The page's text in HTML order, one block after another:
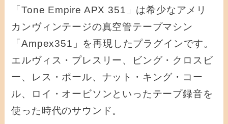
「Tone Empire APX 351」は希少なアメリ
カンヴィンテージの真空管テープマシン
「Ampex351」を再現したプラグインです。
エルヴィス・プレスリー、ビング・クロスビ
ー、レス・ポール、ナット・キング・コー
ル、ロイ・オービソンといったテープ録音を
使った時代のサウンド。